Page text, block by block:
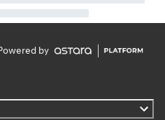
by